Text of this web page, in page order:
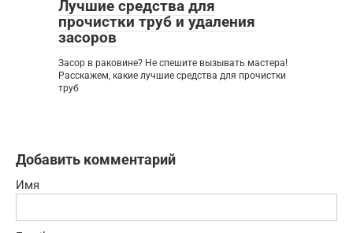
Лучшие средства для
прочистки труб и удаления
засоров
Засор в раковине? Не спешите вызывать мастера!
Расскажем, какие лучшие средства для прочистки
труб
Добавить комментарий
Имя